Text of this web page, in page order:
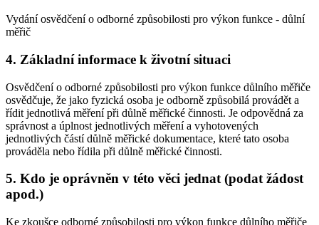
Vydání osvědčení o odborné způsobilosti pro výkon funkce - důlní
měřič
4. Základní informace k životní situaci
Osvědčení o odborné způsobilosti pro výkon funkce důlního měřiče
osvědčuje, že jako fyzická osoba je odborně způsobilá provádět a
řídit jednotlivá měření při důlně měřické činnosti. Je odpovědná za
správnost a úplnost jednotlivých měření a vyhotovených
jednotlivých částí důlně měřické dokumentace, které tato osoba
prováděla nebo řídila při důlně měřické činnosti.
5. Kdo je oprávněn v této věci jednat (podat žádost
apod.)
Ke zkoušce odborné způsobilosti pro výkon funkce důlního měřiče